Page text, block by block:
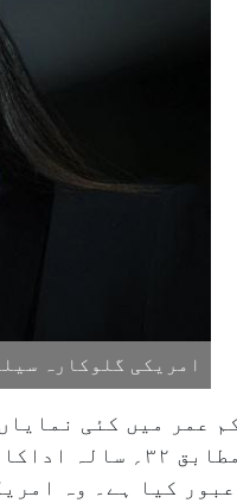
امریکی گلوکارہ
عمر میں کئی
ہیں۔ بلومبرگ
کیا ہے۔ وہ